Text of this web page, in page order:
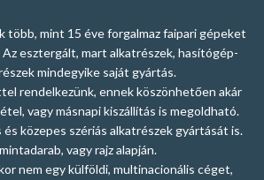
több, mint 15 éve forgalmaz faipari gépeket
esztergált, mart alkatrészek, hasítógép-
mindegyike saját gyártás.
rendelkezünk, ennek köszönhetően akár
vagy másnapi kiszállítás is megoldható.
és közepes szériás alkatrészek gyártását is.
vagy rajz alapján.
nem egy külföldi, multinacionális céget,